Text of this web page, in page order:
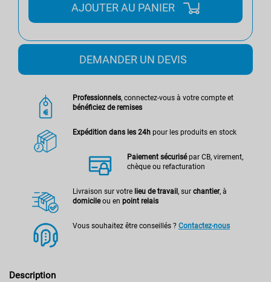
AJOUTER AU PANIER
DEMANDER UN DEVIS
Professionnels, connectez-vous à votre compte et
bénéficiez de remises
Expédition dans les 24h pour les produits en stock
Paiement sécurisépar CB, virement,
chèque ou refacturation
Livraison sur votre lieu de travail , sur chantier, à
domicileou en point relais
Vous souhaitez être conseillés ? Contactez-nous
Description